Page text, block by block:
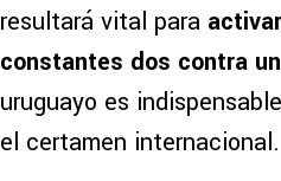
resultará vital para
constantes dos contra
uruguayo es
el certamen internacional.